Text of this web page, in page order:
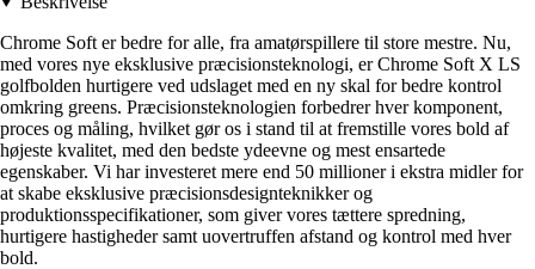
Chrome Soft er bedre for alle, fra amatørspillere til store mestre. Nu,
med vores nye eksklusive præcisionsteknologi, er Chrome Soft X LS
golfbolden hurtigere ved udslaget med en ny skal for bedre kontrol
omkring greens. Præcisionsteknologien forbedrer hver komponent,
proces og måling, hvilket gør os i stand til at fremstille vores bold af
højeste kvalitet, med den bedste ydeevne og mest ensartede
egenskaber. Vi har investeret mere end 50 millioner i ekstra midler for
at skabe eksklusive præcisionsdesignteknikker og
produktionsspecifikationer, som giver vores tættere spredning,
hurtigere hastigheder samt uovertruffen afstand og kontrol med hver
bold.